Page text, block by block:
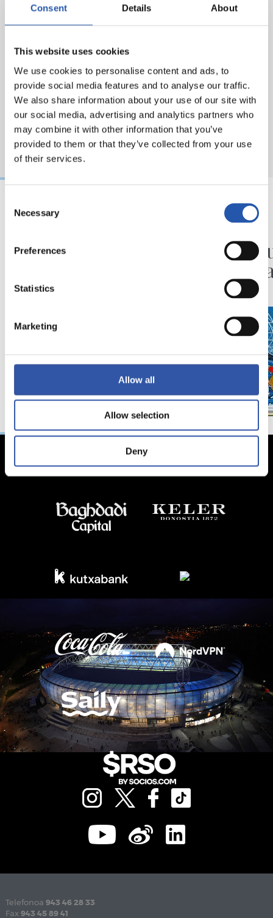
Consent Details About
This website uses cookies
We use cookies to personalise content and ads, to
provide social media features and to analyse our traffic.
We also share information about your use of our site with
our social media, advertising and analytics partners who
may combine it with other information that you’ve
provided to them or that they’ve collected from your use
of their services.
Selection
Necessary
Preferences
Statistics
Marketing
Allow all
Allow selection
Deny
2026/08/03
‘GUazen KOPAREKIN’
hilabetea
2026/07/30
Telefonoa 943 46 28 33
Fax 943 45 89 41